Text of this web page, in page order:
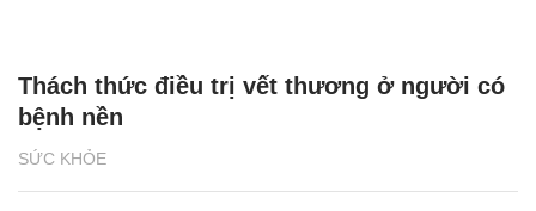
SỨC KHỎE
Thách thức điều trị vết thương ở người có
bệnh nền